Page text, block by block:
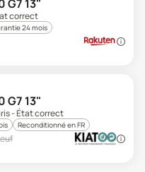
G7 13"
correct
24 mois
G7 13"
- État correct
Reconditionné en FR